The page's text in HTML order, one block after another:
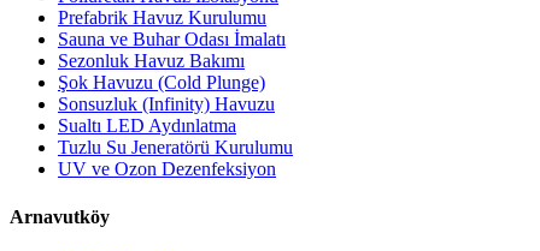
Prefabrik Havuz Kurulumu
Sauna ve Buhar Odası İmalatı
Sezonluk Havuz Bakımı
Şok Havuzu (Cold Plunge)
Sonsuzluk (Infinity) Havuzu
Sualtı LED Aydınlatma
Tuzlu Su Jeneratörü Kurulumu
UV ve Ozon Dezenfeksiyon
Arnavutköy